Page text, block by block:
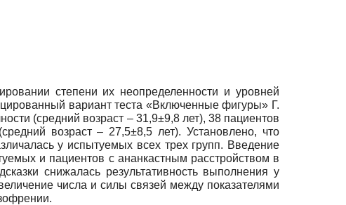
степени их неопределенности и уровней
вариант теста «Включенные фигуры» Г.
(средний возраст – 31,9±9,8 лет), 38 пациентов
возраст – 27,5±8,5 лет). Установлено, что
у испытуемых всех трех групп. Введение
и пациентов с ананкастным расстройством в
снижалась результативность выполнения у
числа и силы связей между показателями